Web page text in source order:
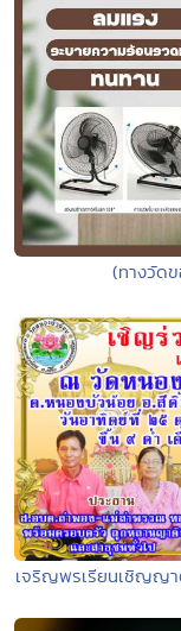
(ทางวัดข
เจริญพรเรียนเชิญญา